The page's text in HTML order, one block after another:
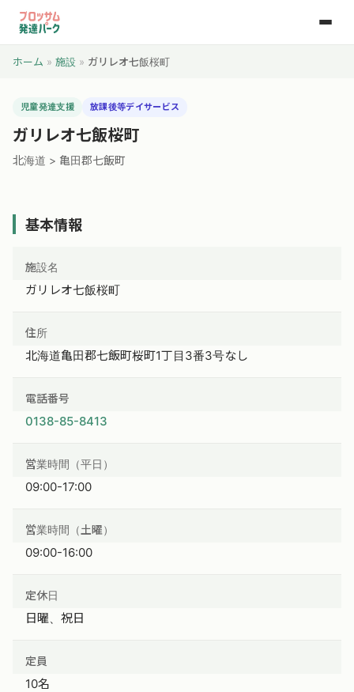
ホーム » 施設 » ガリレオ七飯桜町
児童発達支援 放課後等デイサービス
ガリレオ七飯桜町
北海道 > 亀田郡七飯町
基本情報
施設名
ガリレオ七飯桜町
住所
北海道亀田郡七飯町桜町1丁目3番3号なし
電話番号
0138-85-8413
営業時間（平日）
09:00-17:00
営業時間（土曜）
09:00-16:00
定休日
日曜、祝日
定員
10名